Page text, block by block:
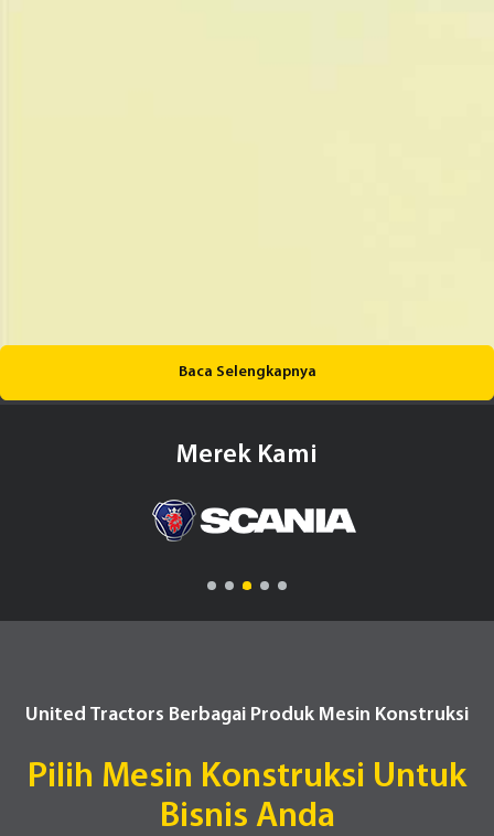
Baca Selengkapnya
Merek Kami
United Tractors Berbagai Produk Mesin Konstruksi
Pilih Mesin Konstruksi Untuk
Bisnis Anda